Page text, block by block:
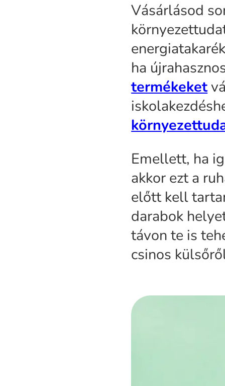
Vásárlásod
ha
termékeket
Emellett, ha
akkor ezt a
előtt kell
darabok
távon te is
csinos